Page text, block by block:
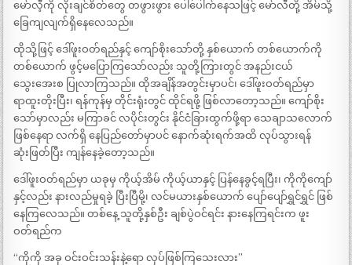
မော်လီ့ကို လိုးချင်စိတ်တွေ တဖွားဖွား ပေါ်ပေါက်နေသဖြင့် မော်လီတို့ အိမ်သို့
ခြေကျလျက်ရှိနေလေသည်။
ထိုသို့ဖြင့် ဒေါ်ဖူးဝတ်ရည်နှင့် ကျော်စိုးသော်တို့ နှစ်ယောက် တစ်ယောက်ကို
တစ်ယောက် ဖွင့်မပြောကြသော်လည်း သူတို့ကြားတွင် အနည်းငယ်
သွေးအေးစ ပြုလာကြသည်။ ထိုအချိန်အတွင်းမှာပင်၊ ဒေါ်ဖူးဝတ်ရည်မှာ
ရာထူးတိုးပြီး၊ ရန်ကုန်မှ တိုင်းရုံးတွင် ထိုင်ရဖို့ ဖြစ်လာတော့သည်။ ကျော်စိုး
သော်မှာလည်း မကြာခင် လပိုင်းတွင်း နိုင်ငံခြားထွက်ဖို့ရာ သေချာသလောက်
ဖြစ်နေရာ လက်ရှိ နေပြည်တော်မှာပင် နောက်ဆုံးရက်အထိ လုပ်သွားရန်
ဆုံးဖြတ်ပြီး ကျန်နေခဲ့တော့သည်။
ဒေါ်ဖူးဝတ်ရည်မှာ ယခုမှ ကိုယ့်အိမ် ကိုယ့်ယာနှင့် ပြန်နေခွင့်ရပြီး၊ ကိုကိုကျော်
နှင့်လည်း နားလည်မှုရခဲ့ ပြီးပြီမို့၊ လင်မယားနှစ်ယောက် ပျော်ပျော်ရွှင်ရွှင် ဖြစ်
နေကြလေသည်။ တစ်နေ့ သူတို့နှစ်ဦး ချစ်ပွဲဝင်ရင်း နားနေကြရင်းက ဖူး
ဝတ်ရည်က
“ကိုကို အခု ဝင်းဝင်းသန်းနဲ့ရော လုပ်ဖြစ်ကြသေးလား”